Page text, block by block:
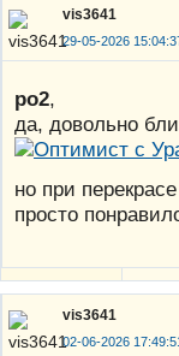
vis3641
29-05-2026
po2,
да, довольно
но при
просто
vis3641
02-06-2026